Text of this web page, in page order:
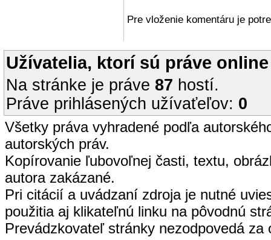
Pre vloženie komentáru je
Užívatelia, ktorí sú práve online
Na stránke je práve 87 hostí.
Práve prihlásených užívaťeľov: 0
Všetky práva vyhradené podľa
autorských práv.
Kopírovanie ľubovoľnej časti, textu,
autora zakázané.
Pri citácií a uvádzaní zdroja je nutné
použitia aj klikateľnú linku na pôvodnú
Prevádzkovateľ stránky nezodpovedá